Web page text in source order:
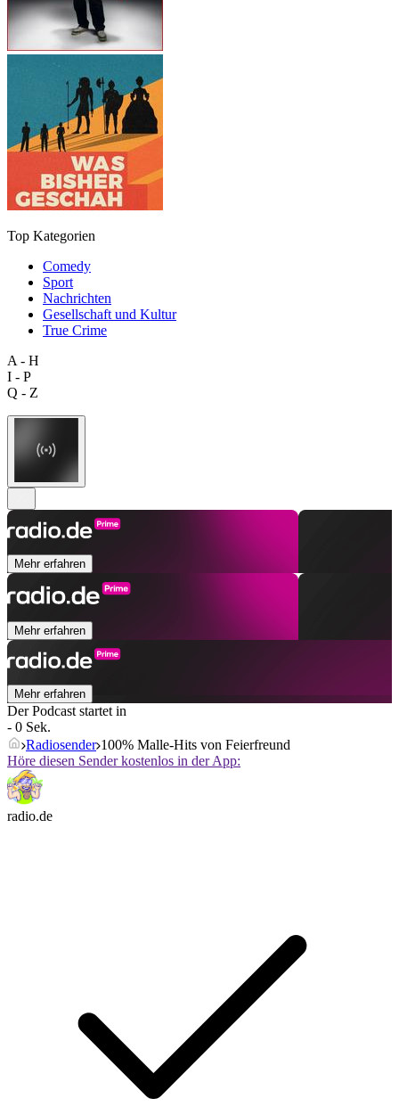
Top Kategorien
Comedy
Sport
Nachrichten
Gesellschaft und Kultur
True Crime
A - H
I - P
Q - Z
Mehr erfahren
Mehr erfahren
Mehr erfahren
Der Podcast startet in
- 0 Sek.
Radiosender 100% Malle-Hits von Feierfreund
Höre diesen Sender kostenlos in der App:
radio.de